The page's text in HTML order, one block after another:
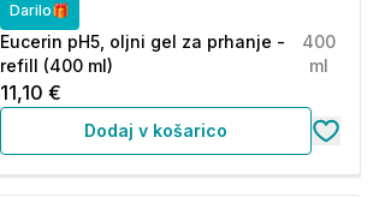
Darilo🎁
Eucerin pH5, oljni gel za prhanje -
refill (400 ml)
400
ml
11,10 €
Dodaj v košarico